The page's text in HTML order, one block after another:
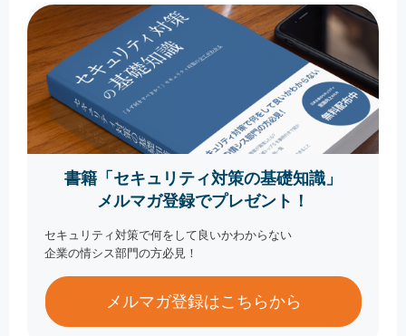
書籍「セキュリティ対策の基礎知識」
メルマガ登録でプレゼント！
セキュリティ対策で何をして良いかわからない
企業の情シス部門の方必見！
メルマガ登録はこちらから